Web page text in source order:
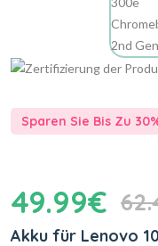
Sparen Sie Bis Zu
49.99€
Akku für Lenovo